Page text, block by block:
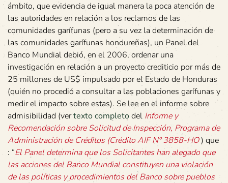
ámbito, que evidencia de igual manera la poca atención de
las autoridades en relación a los reclamos de las
comunidades garífunas (pero a su vez la determinación de
las comunidades garífunas hondureñas), un Panel del
Banco Mundial debió, en el 2006, ordenar una
investigación en relación a un proyecto crediticio por más de
25 millones de US$ impulsado por el Estado de Honduras
(quién no procedió a consultar a las poblaciones garífunas y
medir el impacto sobre estas). Se lee en el informe sobre
admisibilidad (vertexto completodel Informe y
Recomendación sobre Solicitud de Inspección, Programa de
Administración de Créditos (Crédito AIF Nº 3858-HO) que
: “El Panel determina que los Solicitantes han alegado que
las acciones del Banco Mundial constituyen una violación
de las políticas y procedimientos del Banco sobre pueblos